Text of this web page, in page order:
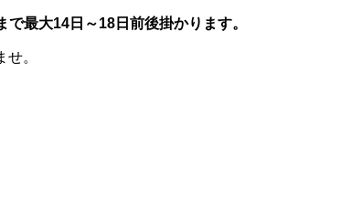
最大14日～18日前後掛かります。
。